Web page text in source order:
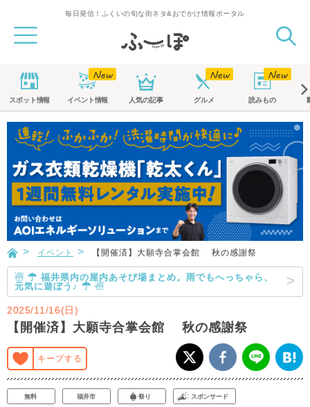
毎日発信！ふくいの旬な街ネタ&おでかけ情報ポータル
スポット情報 イベント情報 人気の記事 グルメ 読みもの
イベント 【開催済】大願寺合掌会館 秋の感謝祭
☃ ☂ 福井県内の屋内あそび場まとめ。雨でもへっちゃら、
元気に遊ぼう♪ ☂ ☃
2025/11/16(日)
【開催済】大願寺合掌会館 秋の感謝祭
キープする
無料 福井市 祭り スポンサード